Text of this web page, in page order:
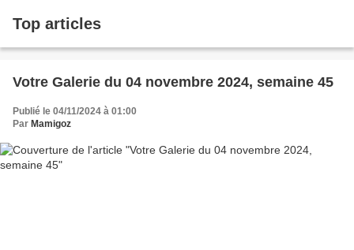
Top articles
Votre Galerie du 04 novembre 2024, semaine 45
Publié le 04/11/2024 à 01:00
Par Mamigoz